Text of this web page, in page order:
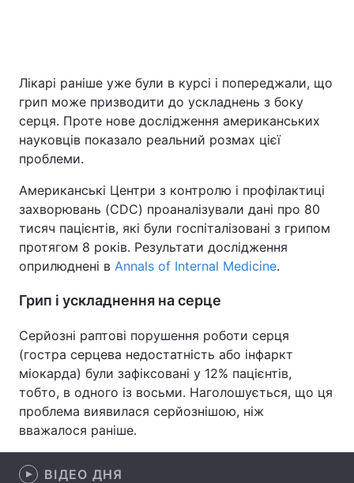
Україна Політика
Економіка Світ
Техно і зв'язок Лайт
Зброя Інциденти
Здоров'я
Цікавинки Погода
Екологія Регіони
Лонгріди
Відео з Youtube
Інтерв'ю
Лікарі раніше уже були в курсі і попереджали, що
грип може призводити до ускладнень з боку
серця. Проте нове дослідження американських
науковців показало реальний розмах цієї
проблеми.
Американські Центри з контролю і профілактиці
захворювань (CDC) проаналізували дані про 80 ​​
тисяч пацієнтів, які були госпіталізовані з грипом
протягом 8 років. Результати дослідження
оприлюднені в Annals of Internal Medicine.
Грип і ускладнення на серце
Серйозні раптові порушення роботи серця
(гостра серцева недостатність або інфаркт
міокарда) були зафіксовані у 12% пацієнтів,
тобто, в одного із восьми. Наголошується, що ця
проблема виявилася серйознішою, ніж
вважалося раніше.
ВІДЕО ДНЯ